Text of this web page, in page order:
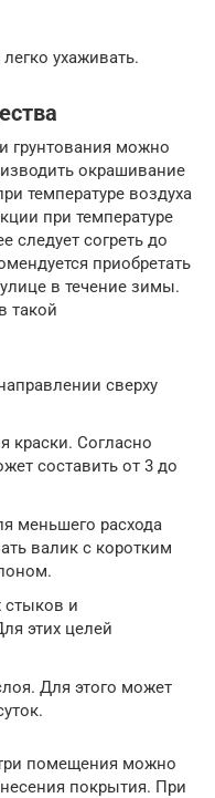
ухаживать.
грунтования можно
окрашивание
температуре воздуха
при температуре
следует согреть до
приобретать
в течение зимы.
такой
сверху
краски. Согласно
составить от 3 до
меньшего расхода
валик с коротким
стыков и
этих целей
Для этого может
помещения можно
покрытия. При